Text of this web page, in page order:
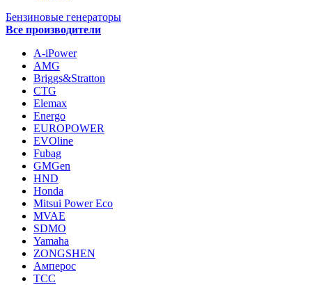
Бензиновые генераторы
Все производители
A-iPower
AMG
Briggs&Stratton
CTG
Elemax
Energo
EUROPOWER
EVOline
Fubag
GMGen
HND
Honda
Mitsui Power Eco
MVAE
SDMO
Yamaha
ZONGSHEN
Амперос
ТСС